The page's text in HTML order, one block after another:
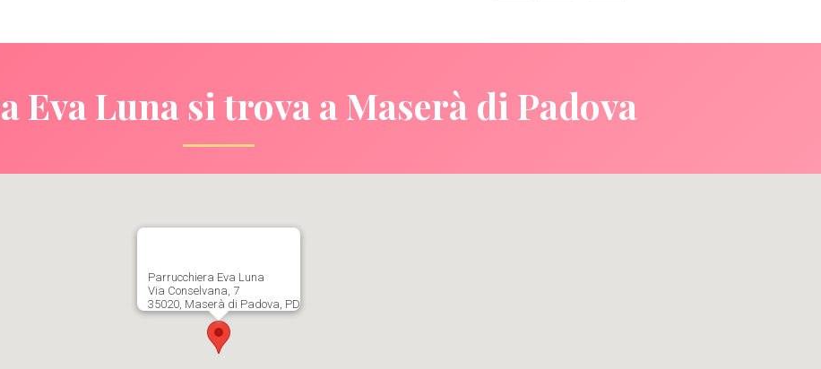
Eva Luna si trova a Maserà di Padova
Parrucchiera Eva Luna
Via Conselvana, 7
35020, Maserà di Padova, PD